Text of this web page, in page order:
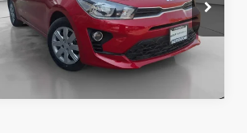
KIA Bajío
VIN:3KPA24BC4NE465022Valores:416657
Disponible 86,318 km Ext.
OBTÉN FINANCIAMIENTO